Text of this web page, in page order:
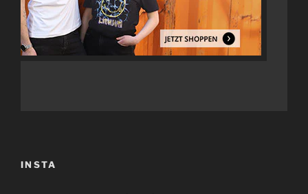
INSTA